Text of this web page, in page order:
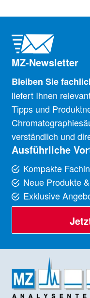
MZ-Newsletter
Bleiben Sie
liefert Ihnen
Tipps und
verständlich und
Ausführliche
Kompakte
Neue Produkte
Exklusive